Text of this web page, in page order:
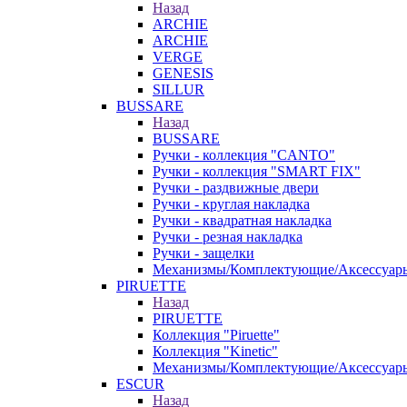
Назад
ARCHIE
ARCHIE
VERGE
GENESIS
SILLUR
BUSSARE
Назад
BUSSARE
Ручки - коллекция "CANTO"
Ручки - коллекция "SMART FIX"
Ручки - раздвижные двери
Ручки - круглая накладка
Ручки - квадратная накладка
Ручки - резная накладка
Ручки - защелки
Механизмы/Комплектующие/
PIRUETTE
Назад
PIRUETTE
Коллекция "Piruette"
Коллекция "Kinetic"
Механизмы/Комплектующие/
ESCUR
Назад